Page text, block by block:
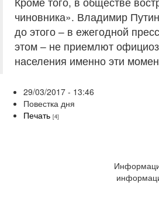
чиновника». Владимир
до этого – в ежегодной
этом – не приемлют
населения именно эти
29/03/2017 - 13:46
Повестка дня
Печать [4]